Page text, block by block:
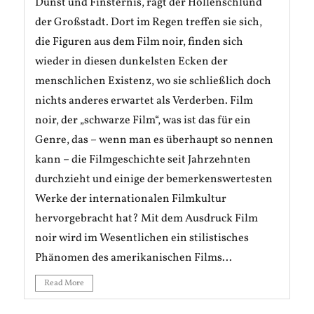
der Großstadt. Dort im Regen treffen sie sich,
die Figuren aus dem Film noir, finden sich
wieder in diesen dunkelsten Ecken der
menschlichen Existenz, wo sie schließlich doch
nichts anderes erwartet als Verderben. Film
noir, der „schwarze Film“, was ist das für ein
Genre, das – wenn man es überhaupt so nennen
kann – die Filmgeschichte seit Jahrzehnten
durchzieht und einige der bemerkenswertesten
Werke der internationalen Filmkultur
hervorgebracht hat? Mit dem Ausdruck Film
noir wird im Wesentlichen ein stilistisches
Phänomen des amerikanischen Films...
Read More